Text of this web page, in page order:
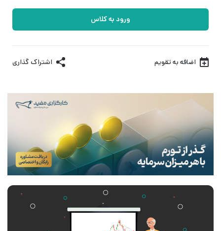
ورود به کلاس
اضافه به تقویم اشتراک گذاری